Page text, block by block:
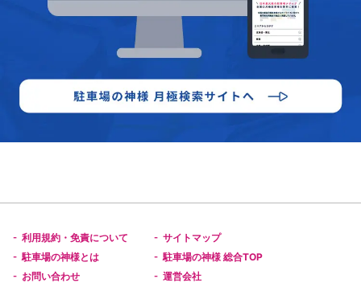
- 利用規約・免責について - サイトマップ
- 駐車場の神様とは - 駐車場の神様 総合TOP
- お問い合わせ - 運営会社